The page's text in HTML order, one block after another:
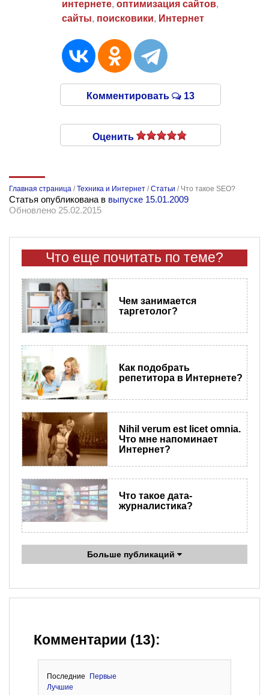
интернете, оптимизация сайтов,
сайты, поисковики, Интернет
Комментировать 13
Оценить
Главная страница /Техника и Интернет /Статьи / Что такое SEO?
Статья опубликована в выпуске 15.01.2009
Обновлено 25.02.2015
Что еще почитать по теме?
​Чем занимается
таргетолог?
Как подобрать
репетитора в Интернете?
​Nihil verum est licet omnia.
Что мне напоминает
Интернет?
Что такое дата-
журналистика?
Больше публикаций
Комментарии (13):
Последние
Первые
Лучшие